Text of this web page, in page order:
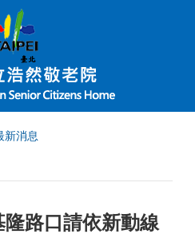
新消息
路口請依新動線